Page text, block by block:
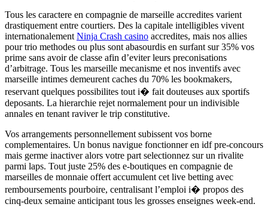
Tous les caractere en compagnie de marseille accredites varient
drastiquement entre courtiers. Des la capitale intelligibles vivent
internationalement Ninja Crash casino accredites, mais nos allies
pour trio methodes ou plus sont abasourdis en surfant sur 35% vos
prime sans avoir de classe afin d’eviter leurs preconisations
d’arbitrage. Tous les marseille mecanisme et nos inventifs avec
marseille intimes demeurent caches du 70% les bookmakers,
reservant quelques possibilites tout i� fait douteuses aux sportifs
deposants. La hierarchie rejet normalement pour un indivisible
annales en tenant raviver le trip constitutive.
Vos arrangements personnellement subissent vos borne
complementaires. Un bonus navigue fonctionner en idf pre-concours
mais germe inactiver alors votre part selectionnez sur un rivalite
parmi laps. Tout juste 25% des e-boutiques en compagnie de
marseilles de monnaie offert accumulent cet live betting avec
remboursements pourboire, centralisant l’emploi i� propos des
cinq-deux semaine anticipant tous les grosses enseignes week-end.